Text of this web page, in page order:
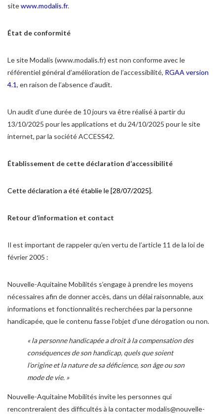
sitewww.modalis.fr.
État de conformité
Le site Modalis (www.modalis.fr) est non conforme avec le
référentiel général d’amélioration de l’accessibilité, RGAA version
4.1, en raison de l’absence d’audit.
Un audit d’une durée de 10 jours va être réalisé à partir du
13/10/2025 pour les applications et du 24/10/2025 pour le site
internet, par la société ACCESS42.
Établissement de cette déclaration d’accessibilité
Cette déclaration a été établie le [28/07/2025].
Retour d’information et contact
Il est important de rappeler qu’en vertu de l’article 11 de la loi de
février 2005 :
Nouvelle-Aquitaine Mobilités s’engage à prendre les moyens
nécessaires afin de donner accès, dans un délai raisonnable, aux
informations et fonctionnalités recherchées par la personne
handicapée, que le contenu fasse l’objet d’une dérogation ou non.
« la personne handicapée a droit à la compensation des
conséquences de son handicap, quels que soient
l’origine et la nature de sa déficience, son âge ou son
mode de vie. »
Nouvelle-Aquitaine Mobilités invite les personnes qui
rencontreraient des difficultés à la contacter modalis@nouvelle-